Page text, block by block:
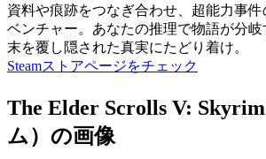
資料や痕跡をつなぎ合わせ、超能力事
ベンチャー。あなたの推理で物語が分
末を覆し隠された真実にたどり着け。
Steamストアページをチェック
The Elder Scrolls V:
ム）の画像